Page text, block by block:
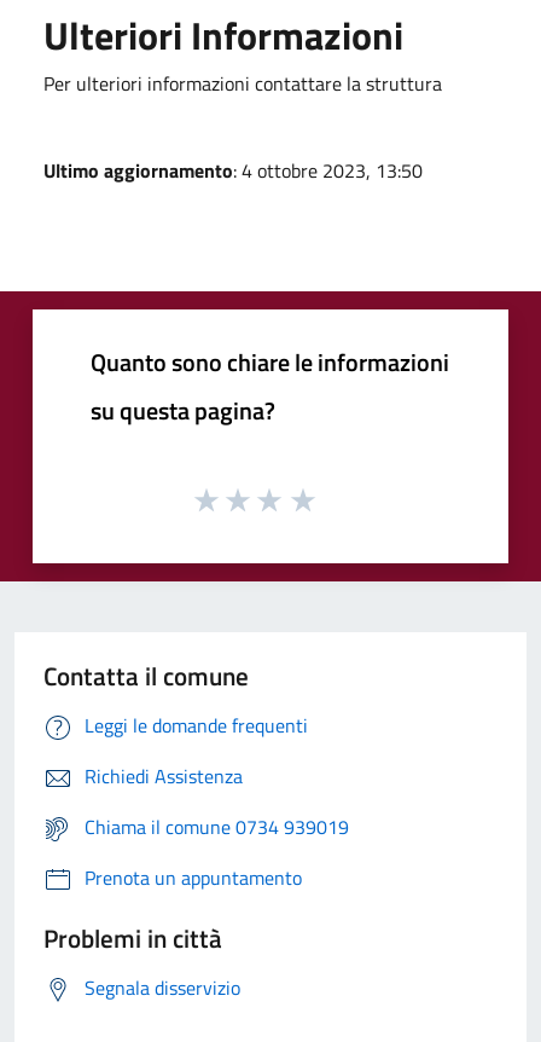
Ulteriori Informazioni
Per ulteriori informazioni contattare la struttura
Ultimo aggiornamento: 4 ottobre 2023, 13:50
Quanto sono chiare le informazioni
su questa pagina?
Contatta il comune
Leggi le domande frequenti
Richiedi Assistenza
Chiama il comune 0734 939019
Prenota un appuntamento
Problemi in città
Segnala disservizio